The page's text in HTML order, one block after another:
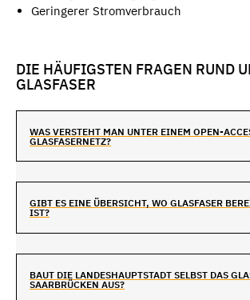
Geringerer Stromverbrauch
DIE HÄUFIGSTEN FRAGEN RUND
GLASFASER
WAS VERSTEHT MAN UNTER EINEM OPEN-
GLASFASERNETZ?
GIBT ES EINE ÜBERSICHT, WO GLASFASER
IST?
BAUT DIE LANDESHAUPTSTADT SELBST DAS
SAARBRÜCKEN AUS?